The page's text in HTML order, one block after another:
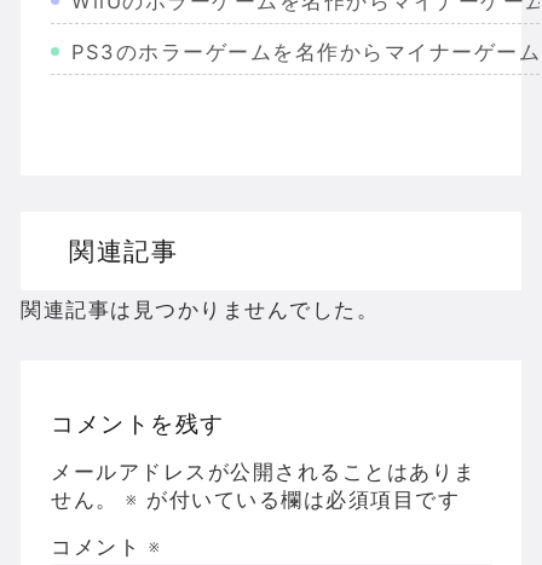
PS3のホラーゲームを名作からマイナーゲー
ドラゴンクエスト３の思い出
【聖剣伝説3】リースとアンジェラってなん
Powered by livedoor 相互RSS
関連記事
関連記事は見つかりませんでした。
コメントを残す
メールアドレスが公開されることはありま
せん。
※ が付いている欄は必須項目です
コメント ※